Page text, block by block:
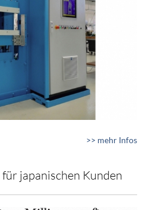
>> mehr Infos
japanischen Kunden